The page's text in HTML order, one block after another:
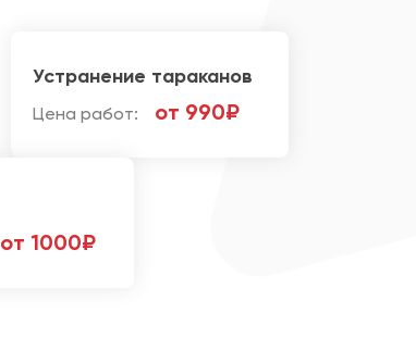
Устранение тараканов
Цена работ: от 990₽
от 1000₽